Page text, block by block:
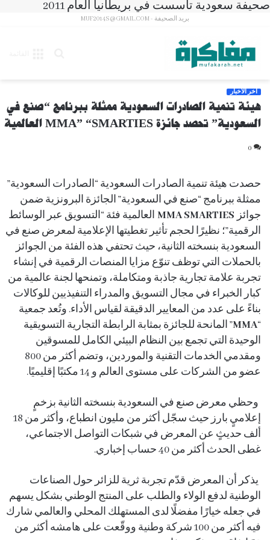
صحيفة سعودية تأسست في بريطانيا العام 2011
بريد الصحيفة - MUF2014S@GMAIL.COM
آخر الأخبار
هيئة تنمية الصادرات السعودية ممثلة ببرنامج “صنع في
السعودية” تحصد جائزة MMA” “SMARTIES العالمية
0
حصدت هيئة تنمية الصادرات السعودية “الصادرات السعودية”
ممثلة ببرنامج “صنع في السعودية” الجائزة البرونزية ضمن
جوائز MMA SMARTIES العالمية فئة “التسويق عبر الوسائط
الرقمية”؛ نظيرًا لحجم تأثير تغطيتها الإعلامية لمعرض صنع في
السعودية بنسخته الثانية، حيث تحتفي هذه الفئة من الجوائز
بالحملات التي توظف تنوّع مزايا المنصات الرقمية في إنشاء
تجربة علامة تجارية جاذبة ومتكاملة، وتمنحها لجنة عالمية من
كبار الخبراء في مجال التسويق والمدراء التنفيذيين للوكالات
بناءً على عدد من المعايير الدقيقة لقياس الأداء. وتُعد جمعية
“
MMA” المانحة للجائزة بمثابة الرابطة التجارية التسويقية
الوحيدة التي تجمع بين النظام البيئي الكامل للمسوقين
ومقدمي الخدمات التقنية والموردين، وتضم أكثر من 800
عضو من الشركات على مستوى العالم و 14 مكتبًا إقليميًا.
وحظي معرض صنع في السعودية بنسخته الثانية بزخمٍ
إعلاميٍ بارز حيث سجّل أكثر من مليون انطباع، وأكثر من 18
ألف حديثٍ عن المعرض في شبكات التواصل الاجتماعي،
غطى الحدث أكثر من 40 حساب إخباري.
يذكر أن المعرض قدّم تجربة ثرية للزائر حول الصناعات
الوطنية لدفع الولاء والطلب على المنتج الوطني بشكل يسهم
في جعله خيارًا مفضلًا لدى المستهلك المحلي والعالمي شارك
فيه أكثر من 100 شركة وطنية ووقّعت على هامشه أكثر من